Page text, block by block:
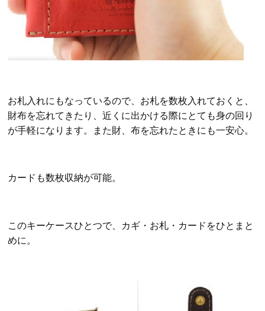
お札入れにもなっているので、お札を数枚入れておくと、
財布を忘れてきたり、近くに出かける際にとても身の回り
が手軽になります。また財、布を忘れたときにも一安心。
カードも数枚収納が可能。
このキーケースひとつで、カギ・お札・カードをひとまと
めに。